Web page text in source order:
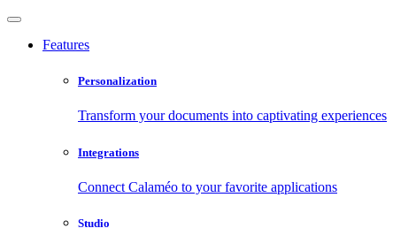
Features
Personalization
Transform your documents into captivating experiences
Integrations
Connect Calaméo to your favorite applications
Studio